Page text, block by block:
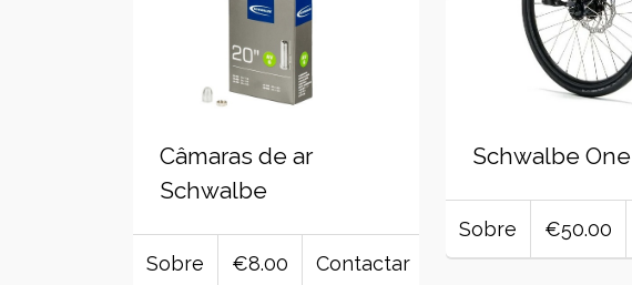
Câmaras de ar
Schwalbe
Sobre €8.00 Contactar
Schwalbe One
Sobre €50.00